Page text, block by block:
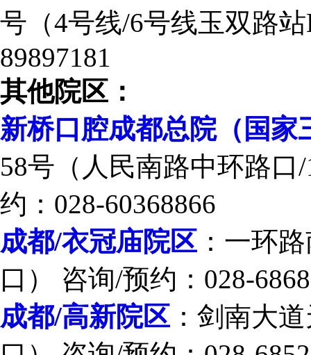
号（4号线/6号线玉双路
89897181
其他院区：
新桥口腔成都总院（国家
58号（人民南路中环路
约：028-60368866
成都/衣冠庙院区 ：一环
口） 咨询/预约：028-
成都/高新院区 ：剑南大